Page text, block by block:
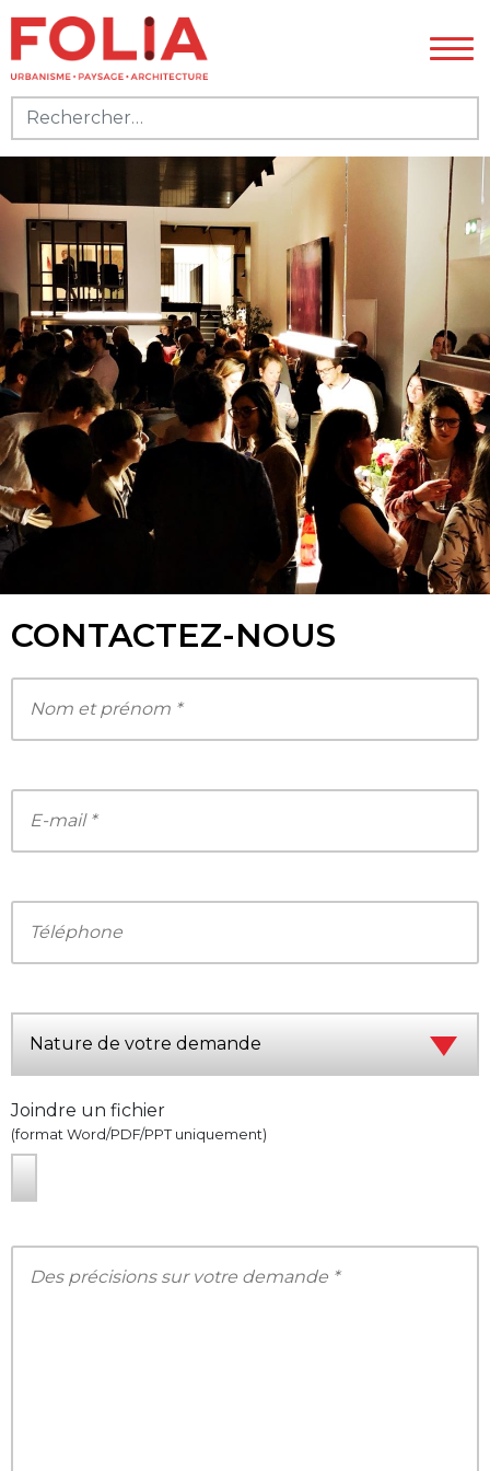
Rechercher :
CONTACTEZ-NOUS
Joindre un fichier
(format Word/PDF/PPT uniquement)